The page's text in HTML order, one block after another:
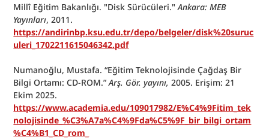
Millî Eğitim Bakanlığı. "Disk Sürücüleri." Ankara: MEB
Yayınları, 2011.
https://andirinbp.ksu.edu.tr/depo/belgeler/disk%20suruc
uleri_1702211615046342.pdf
Numanoğlu, Mustafa. “Eğitim Teknolojisinde Çağdaş Bir
Bilgi Ortamı: CD-ROM.” Arş. Gör. yayını, 2005. Erişim: 21
Ekim 2025.
https://www.academia.edu/109017982/E%C4%9Fitim_tek
nolojisinde_%C3%A7a%C4%9Fda%C5%9F_bir_bilgi_ortam
%C4%B1_CD_rom_